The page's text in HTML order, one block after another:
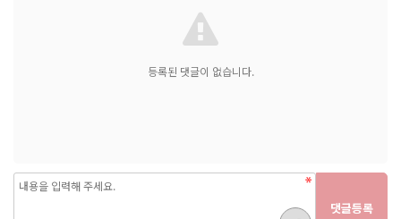
등록된 댓글이 없습니다.